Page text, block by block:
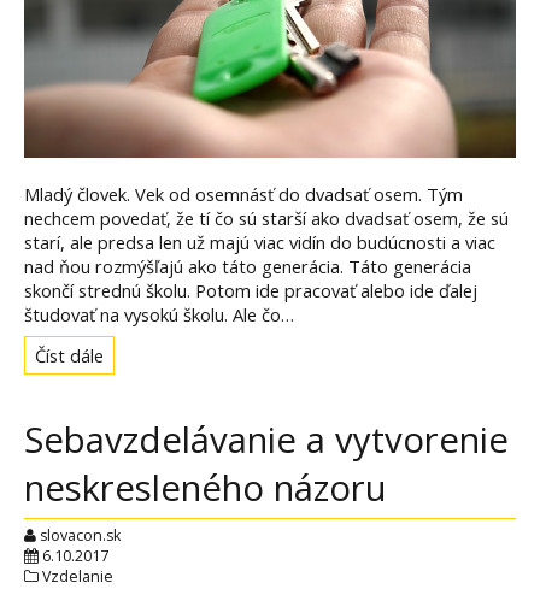
Mladý človek. Vek od osemnásť do dvadsať osem. Tým
nechcem povedať, že tí čo sú starší ako dvadsať osem, že sú
starí, ale predsa len už majú viac vidín do budúcnosti a viac
nad ňou rozmýšľajú ako táto generácia. Táto generácia
skončí strednú školu. Potom ide pracovať alebo ide ďalej
študovať na vysokú školu. Ale čo…
Číst dále
Sebavzdelávanie a vytvorenie
neskresleného názoru
slovacon.sk
6.10.2017
Vzdelanie